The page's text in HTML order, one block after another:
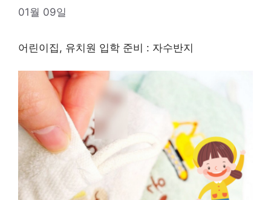
01월 09일
어린이집, 유치원 입학 준비 : 자수반지